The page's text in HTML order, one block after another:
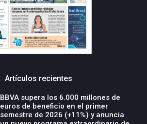
Artículos recientes
BBVA supera los 6.000 millones de
euros de beneficio en el primer
semestre de 2026 (+11%) y anuncia